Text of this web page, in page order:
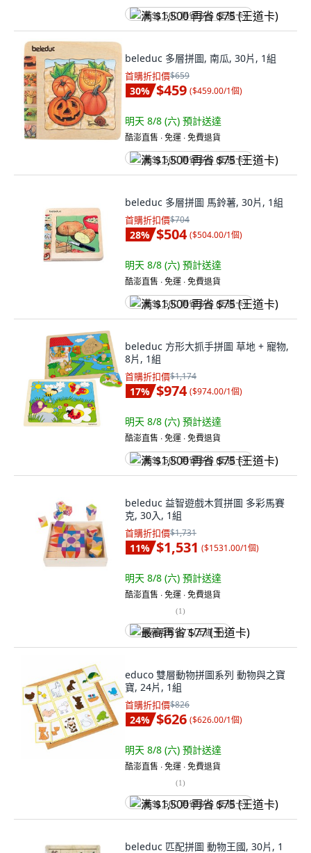
满 $1,500 再省 $75 (王道卡)
beleduc 多層拼圖, 南瓜, 30片, 1組
首購折扣價$659
30% $459 ($459.00/1個)
明天 8/8 (六) 預計送達
酷澎直售 ∙ 免運 ∙ 免費退貨
满 $1,500 再省 $75 (王道卡)
beleduc 多層拼圖 馬鈴薯, 30片, 1組
首購折扣價$704
28% $504 ($504.00/1個)
明天 8/8 (六) 預計送達
酷澎直售 ∙ 免運 ∙ 免費退貨
满 $1,500 再省 $75 (王道卡)
beleduc 方形大抓手拼圖 草地 + 寵物,
8片, 1組
首購折扣價$1,174
17% $974 ($974.00/1個)
明天 8/8 (六) 預計送達
酷澎直售 ∙ 免運 ∙ 免費退貨
满 $1,500 再省 $75 (王道卡)
beleduc 益智遊戲木質拼圖 多彩馬賽
克, 30入, 1組
首購折扣價$1,731
11% $1,531 ($1531.00/1個)
明天 8/8 (六) 預計送達
酷澎直售 ∙ 免運 ∙ 免費退貨
(1)
最高再省 $77 (王道卡)
educo 雙層動物拼圖系列 動物與之寶
寶, 24片, 1組
首購折扣價$826
24% $626 ($626.00/1個)
明天 8/8 (六) 預計送達
酷澎直售 ∙ 免運 ∙ 免費退貨
(1)
满 $1,500 再省 $75 (王道卡)
beleduc 匹配拼圖 動物王國, 30片, 1